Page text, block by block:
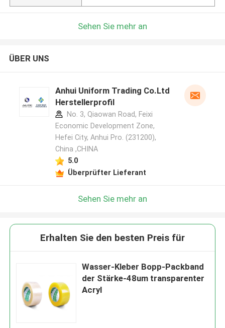
Sehen Sie mehr an
ÜBER UNS
Anhui Uniform Trading Co.Ltd
Herstellerprofil
No. 3, Qiaowan Road, Feixi
Economic Development Zone,
Hefei City, Anhui Pro. (231200),
China ,CHINA
5.0
Überprüfter Lieferant
Sehen Sie mehr an
Erhalten Sie den besten Preis für
Wasser-Kleber Bopp-Packband
der Stärke-48um transparenter
Acryl